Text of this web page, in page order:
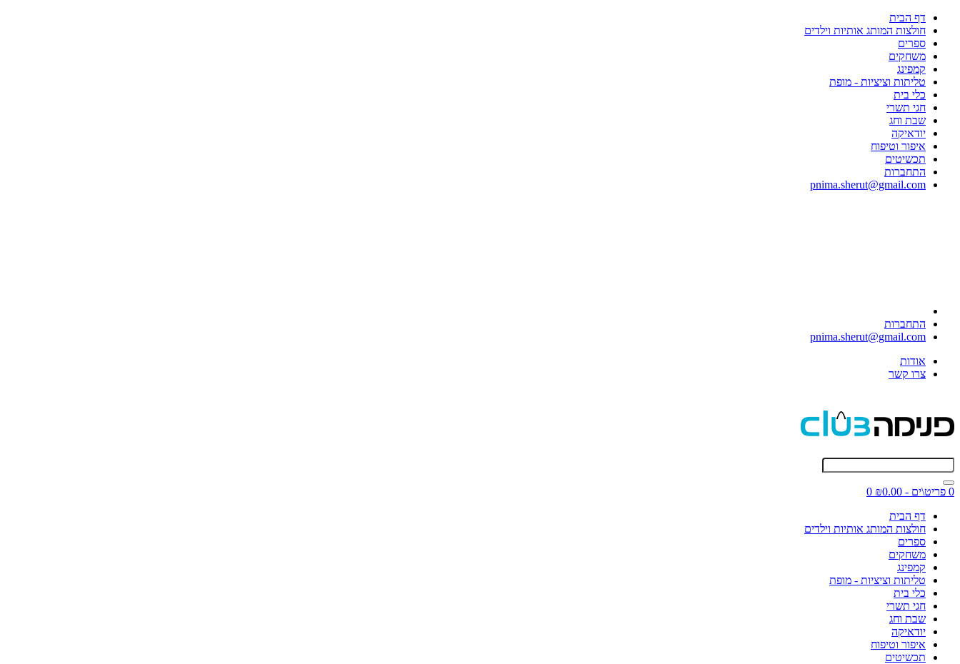
דף הבית
חולצות המותג אותיות וילדים
ספרים
משחקים
קמפינג
טליתות וציציות - מופת
כלי בית
חגי תשרי
שבת וחג
יודאיקה
איפור וטיפוח
תכשיטים
התחברות
pnima.sherut@gmail.com
התחברות
pnima.sherut@gmail.com
אודות
צרו קשר
0 פריט\ים - ₪0.00
0
דף הבית
חולצות המותג אותיות וילדים
ספרים
משחקים
קמפינג
טליתות וציציות - מופת
כלי בית
חגי תשרי
שבת וחג
יודאיקה
איפור וטיפוח
תכשיטים